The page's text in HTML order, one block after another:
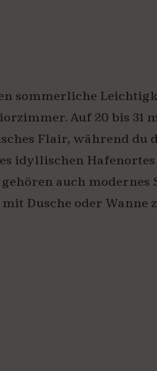
sommerliche
Auf 20 bis 31
Flair, während du
idyllischen Hafenortes
auch modernes
Dusche oder Wanne